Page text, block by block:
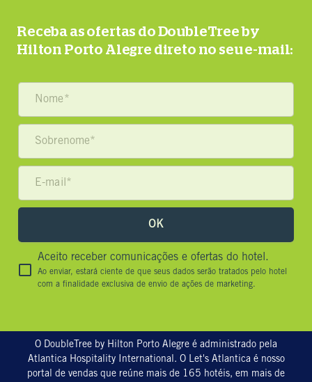
Receba as ofertas do DoubleTree by
Hilton Porto Alegre direto no seu e-mail:
OK
Aceito receber comunicações e ofertas do hotel.
Ao enviar, estará ciente de que seus dados serão tratados pelo hotel
com a finalidade exclusiva de envio de ações de marketing.
O DoubleTree by Hilton Porto Alegre é administrado pela
Atlantica Hospitality International. O Let's Atlantica é nosso
portal de vendas que reúne mais de 165 hotéis, em mais de